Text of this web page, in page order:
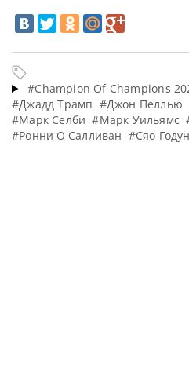
#Champion Of Champions
#Джадд Трамп #Джон Пеллью
#Марк Селби #Марк Уильямс
#Ронни О'Салливан #Сяо Годун